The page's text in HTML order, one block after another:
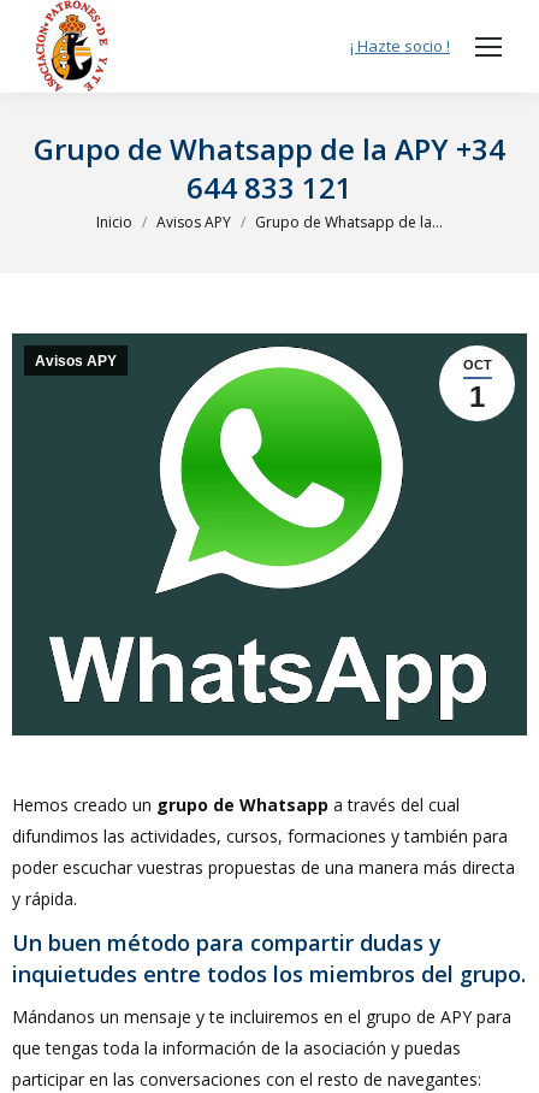
¡ Hazte socio !
Grupo de Whatsapp de la APY +34
644 833 121
Estás aquí:
Inicio Avisos APY Grupo de Whatsapp de la…
OCT
1
Avisos APY
Hemos creado un grupo de Whatsapp a través del cual
difundimos las actividades, cursos, formaciones y también para
poder escuchar vuestras propuestas de una manera más directa
y rápida.
Un buen método para compartir dudas y
inquietudes entre todos los miembros del grupo.
Mándanos un mensaje y te incluiremos en el grupo de APY para
que tengas toda la información de la asociación y puedas
participar en las conversaciones con el resto de navegantes: